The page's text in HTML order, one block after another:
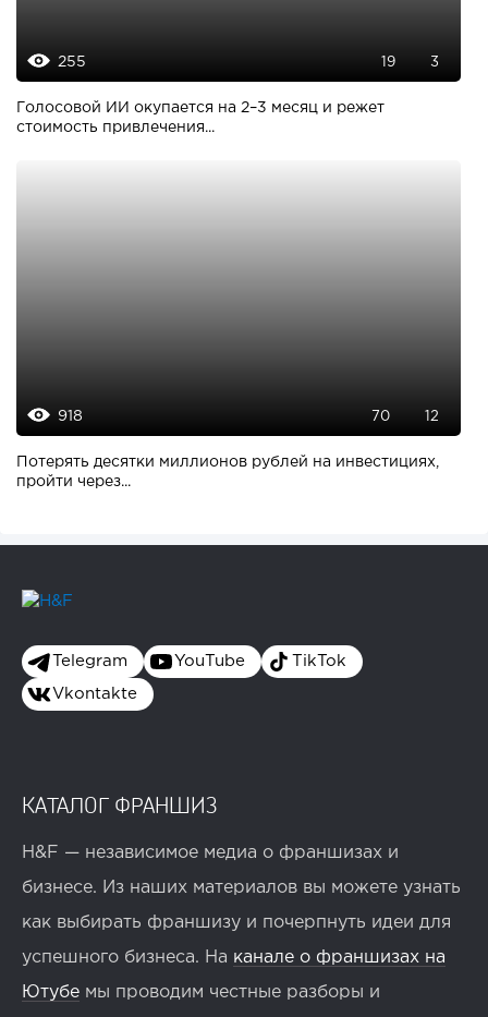
255 19 3
Голосовой ИИ окупается на 2–3 месяц и режет
стоимость привлечения...
918 70 12
Потерять десятки миллионов рублей на инвестициях,
пройти через...
Telegram YouTube TikTok
Vkontakte
КАТАЛОГ ФРАНШИЗ
H&F — независимое медиа о франшизах и
бизнесе. Из наших материалов вы можете узнать
как выбирать франшизу и почерпнуть идеи для
успешного бизнеса. На канале о франшизах на
Ютубе мы проводим честные разборы и